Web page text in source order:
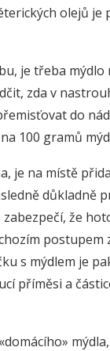
olejů
je třeba
zda v
do
100 gramů
je na místě
důkladně
že
s mýdlem je
příměsi a